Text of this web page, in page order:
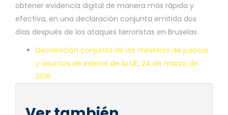
obtener evidencia digital de manera más rápida y
efectiva, en una declaración conjunta emitida dos
días después de los ataques terroristas en Bruselas.
Declaración conjunta de los ministros de justicia
y asuntos de interior de la UE, 24 de marzo de
2016